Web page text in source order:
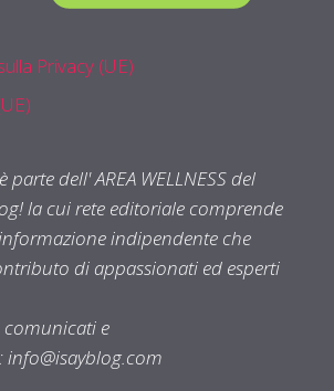
Privacy (UE)
dell' AREA WELLNESS del
la cui rete editoriale comprende
indipendente che
di appassionati ed esperti
e
info@isayblog.com